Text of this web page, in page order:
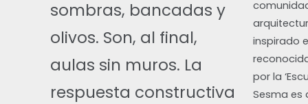
sombras, bancadas y
olivos. Son, al final,
aulas sin muros. La
respuesta constructiva
inspirado
por la
Sesma es